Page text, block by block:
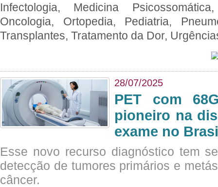
Infectologia, Medicina
Oncologia, Ortopedia, Pediatria,
Transplantes, Tratamento da Dor,
28/07/2025
PET com
pioneiro na
exame no
Esse novo recurso diagnóstico tem
detecção de tumores primários e
câncer.